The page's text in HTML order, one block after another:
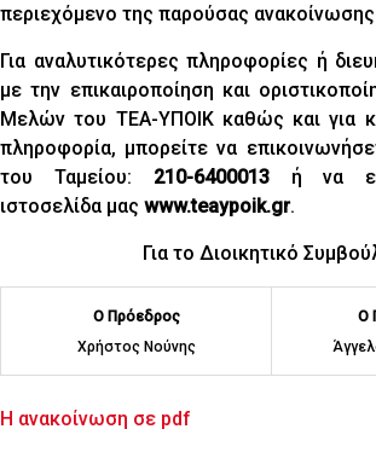
περιεχόμενο της παρούσας
Για αναλυτικότερες πληροφορίες ή
με την επικαιροποίηση και
Μελών του ΤΕΑ-ΥΠΟΙΚ καθώς και για
πληροφορία, μπορείτε να
του Ταμείου: 210-6400013 ή να
ιστοσελίδα μας www.teaypoik.gr.
Για το Διοικητικό
Ο Πρόεδρος
Χρήστος Νούνης
Ο
Η ανακοίνωση σε pdf